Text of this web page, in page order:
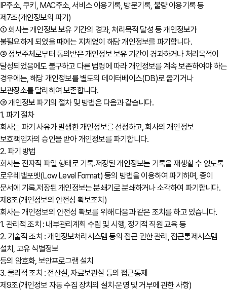
IP주소, 쿠키, MAC주소, 서비스 이용기록, 방문기록, 불량 이용기록 등
제7조(개인정보의 파기)
① 회사는 개인정보 보유 기간의 경과, 처리목적 달성 등 개인정보가
불필요하게 되었을 때에는 지체없이 해당 개인정보를 파기합니다.
② 정보주체로부터 동의받은 개인정보 보유 기간이 경과하거나 처리목적이
달성되었음에도 불구하고 다른 법령에 따라 개인정보를 계속 보존하여야 하는
경우에는, 해당 개인정보를 별도의 데이터베이스(DB)로 옮기거나
보관장소를 달리하여 보존합니다.
③ 개인정보 파기의 절차 및 방법은 다음과 같습니다.
1. 파기 절차
회사는 파기 사유가 발생한 개인정보를 선정하고, 회사의 개인정보
보호책임자의 승인을 받아 개인정보를 파기합니다.
2. 파기 방법
회사는 전자적 파일 형태로 기록․저장된 개인정보는 기록을 재생할 수 없도록
로우레밸포멧(Low Level Format) 등의 방법을 이용하여 파기하며, 종이
문서에 기록․저장된 개인정보는 분쇄기로 분쇄하거나 소각하여 파기합니다.
제8조(개인정보의 안전성 확보조치)
회사는 개인정보의 안전성 확보를 위해 다음과 같은 조치를 하고 있습니다.
1. 관리적 조치 : 내부관리계획 수립 및 시행, 정기적 직원 교육 등
2. 기술적 조치 : 개인정보처리시스템 등의 접근 권한 관리, 접근통제시스템
설치, 고유 식별정보
등의 암호화, 보안프로그램 설치
3. 물리적 조치 : 전산실, 자료보관실 등의 접근통제
제9조(개인정보 자동 수집 장치의 설치∙운영 및 거부에 관한 사항)